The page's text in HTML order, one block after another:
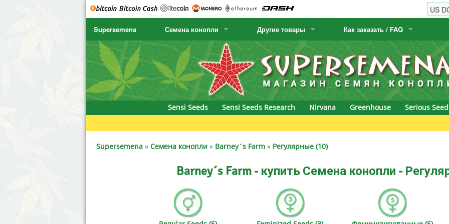
Supersemena Семена конопли
SENSI SEEDS
SENSI SEEDS RESEARCH
NIRVANA
SERIOUS SEEDS
CBD Crew
Chronic & Caviar
Delicious Seeds
Dr. Underground Seeds
Dutch Passion
Exotic Seeds
Humboldt Seed Company
Humboldt Seeds
Hyp3rids
Kannabia
K.C. Brains
La Semilla Automatica
Positronics
Prana Medical
Pyramid Seeds
Royal Queen
Seedsman
Другие товары
Семена кактусов
Канарские растения
Как заказать / FAQ
Как заказать
Виды / цены доставки
Sensi Seeds
Sensi Seeds Research Nirvana Greenhouse Serious
Supersemena » Семена конопли » Barney´s Farm » Регулярные (10)
Barney´s Farm - купить Семена конопли -